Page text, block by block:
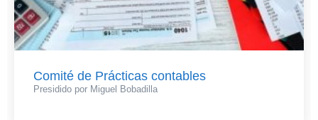
Comité de Prácticas contables
Presidido por Miguel Bobadilla